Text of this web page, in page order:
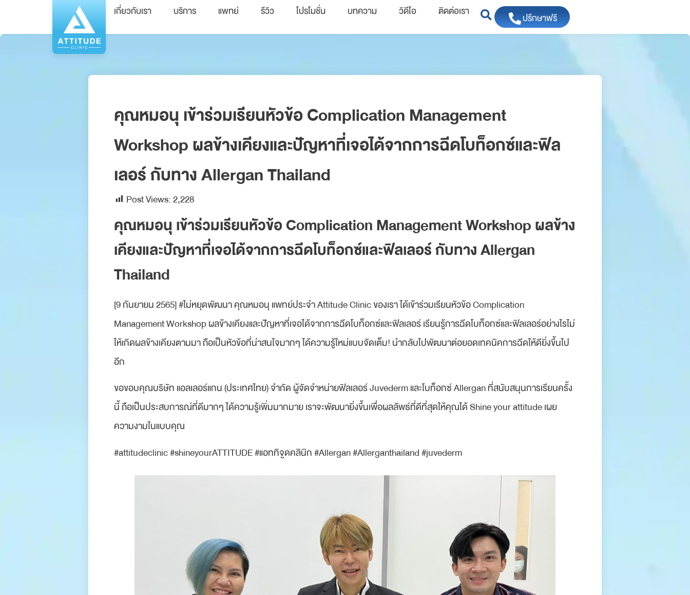
เกี่ยวกับเรา บริการ แพทย์ รีวิว โปรโมชั่น บทความ วิดีโอ ติดต่อเรา
ปรึกษาฟรี
คุณหมอนุ เข้าร่วมเรียนหัวข้อ Complication Management
Workshop ผลข้างเคียงและปัญหาที่เจอได้จากการฉีดโบท็อกซ์และฟิล
เลอร์ กับทาง Allergan Thailand
Post Views:2,228
คุณหมอนุ เข้าร่วมเรียนหัวข้อ Complication Management Workshop ผลข้าง
เคียงและปัญหาที่เจอได้จากการฉีดโบท็อกซ์และฟิลเลอร์ กับทาง Allergan
Thailand
[9 กันยายน 2565] #ไม่หยุดพัฒนา คุณหมอนุ แพทย์ประจำ Attitude Clinic ของเรา ได้เข้าร่วมเรียนหัวข้อ Complication
Management Workshop ผลข้างเคียงและปัญหาที่เจอได้จากการฉีดโบท็อกซ์และฟิลเลอร์ เรียนรู้การฉีดโบท็อกซ์และฟิลเลอร์อย่างไรไม่
ให้เกิดผลข้างเคียงตามมา ถือเป็นหัวข้อที่น่าสนใจมากๆ ได้ความรู้ใหม่แบบจัดเต็ม! นำกลับไปพัฒนาต่อยอดเทคนิคการฉีดให้ดียิ่งขึ้นไป
อีก
ขอขอบคุณบริษัท แอลเลอร์แกน (ประเทศไทย) จำกัด ผู้จัดจำหน่ายฟิลเลอร์ Juvederm และโบท็อกซ์ Allergan ที่สนับสนุนการเรียนครั้ง
นี้ ถือเป็นประสบการณ์ที่ดีมากๆ ได้ความรู้เพิ่มมากมาย เราจะพัฒนายิ่งขึ้นเพื่อผลลัพธ์ที่ดีที่สุดให้คุณได้ Shine your attitude เผย
ความงามในแบบคุณ
#attitudeclinic #shineyourATTITUDE​​ #แอททิจูดคลินิก #Allergan #Allerganthailand #juvederm